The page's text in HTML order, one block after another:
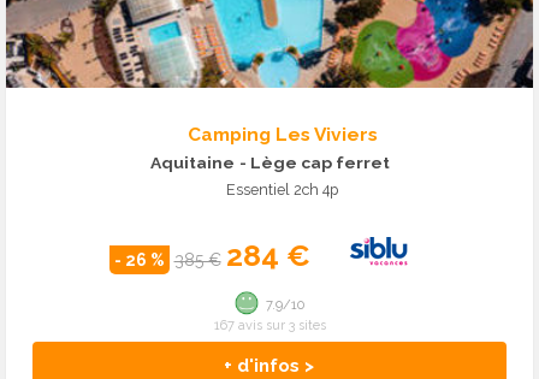
Camping Les Viviers
Aquitaine - Lège cap ferret
Essentiel 2ch 4p
- 26 % 385 € 284 €
+ d'infos >
7.9/10
167 avis sur 3 sites